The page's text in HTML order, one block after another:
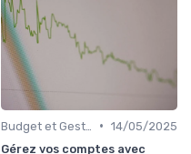
• 14/05/2025
Gérez vos comptes avec